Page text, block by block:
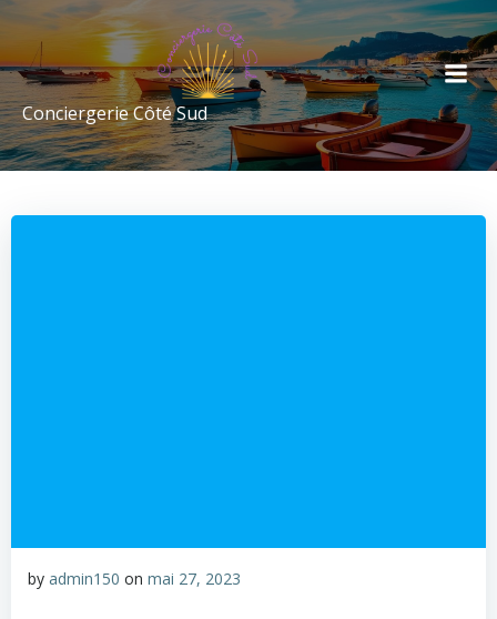
Conciergerie Côté Sud
by admin150 on mai 27, 2023